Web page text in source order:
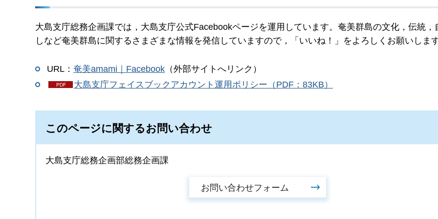
大島支庁総務企画課では，大島支庁公式Facebookページを運用しています。奄美群島の文化，伝統，
しなど奄美群島に関するさまざまな情報を発信していますので，「いいね！」をよろしくお願いします
URL： 奄美amami｜Facebook （外部サイトへリンク）
大島支庁フェイスブックアカウント運用ポリシー（PDF：83KB）
このページに関するお問い合わせ
大島支庁総務企画部総務企画課